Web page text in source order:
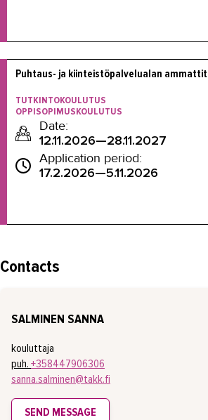
Puhtaus- ja kiinteistöpalvelualan
TUTKINTOKOULUTUS
OPPISOPIMUSKOULUTUS
Date:
12.11.2026—28.11.2027
Application period:
17.2.2026—5.11.2026
Contacts
SALMINEN SANNA
kouluttaja
puh. +358447906306
sanna.salminen@takk.fi
SEND MESSAGE